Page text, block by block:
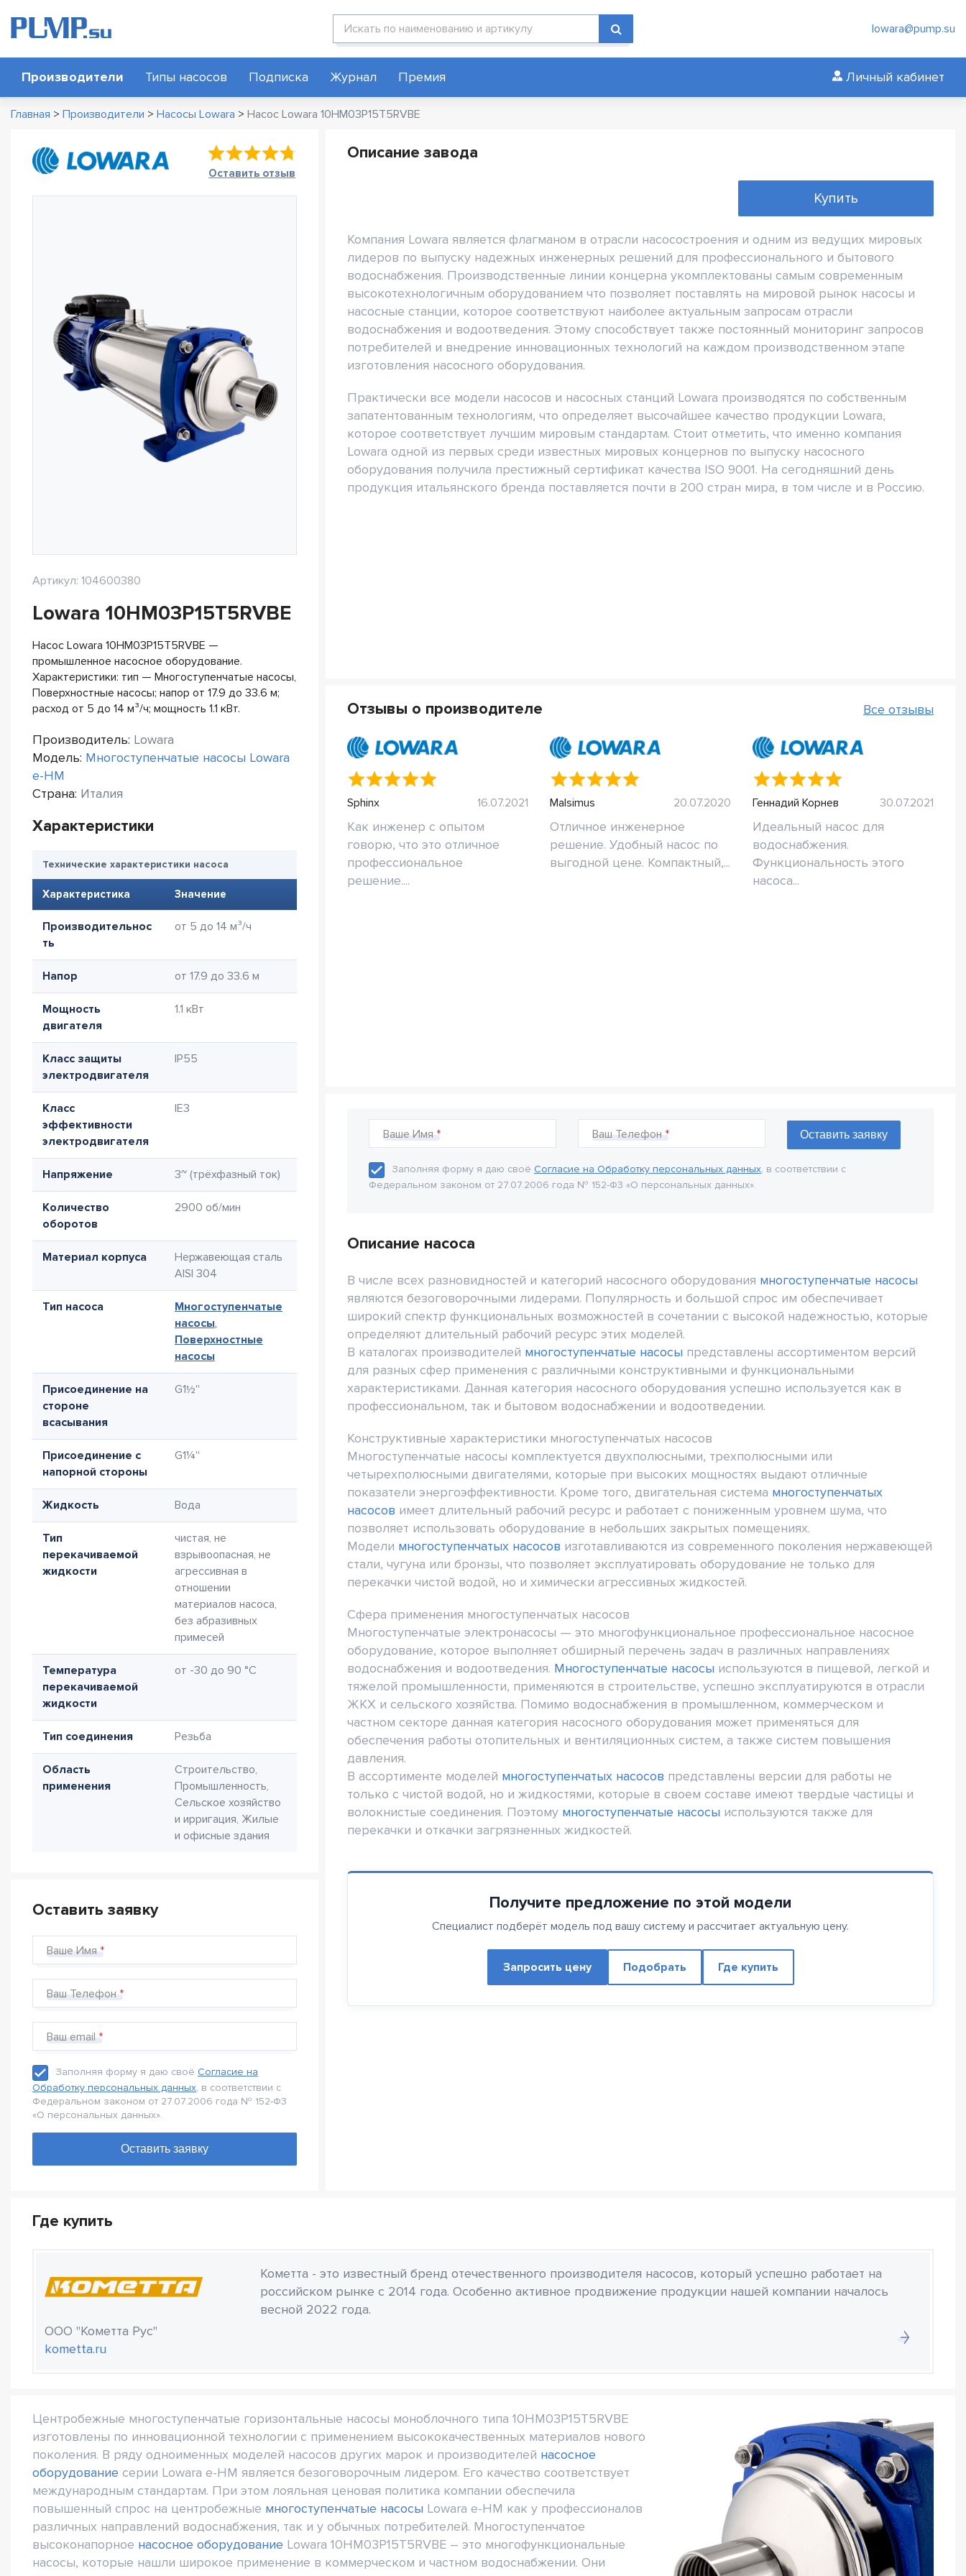
Поиск по каталогу lowara@pump.su
Производители Типы насосов Подписка Журнал Премия Личный кабинет
Главная > Производители > Насосы Lowara > Насос Lowara 10HM03P15T5RVBE
Оставить отзыв
Артикул: 104600380
Lowara 10HM03P15T5RVBE
Насос Lowara 10HM03P15T5RVBE —
промышленное насосное оборудование.
Характеристики: тип — Многоступенчатые насосы,
Поверхностные насосы; напор от 17.9 до 33.6 м;
расход от 5 до 14 м³/ч; мощность 1.1 кВт.
Производитель: Lowara
Модель: Многоступенчатые насосы Lowara
e-HM
Страна: Италия
Характеристики
Технические характеристики насоса
Характеристика Значение
Производительнос
ть
от 5 до 14 м³/ч
Напор от 17.9 до 33.6 м
Мощность
двигателя
1.1 кВт
Класс защиты
электродвигателя
IP55
Класс
эффективности
электродвигателя
IE3
Напряжение 3~ (трёхфазный ток)
Количество
оборотов
2900 об/мин
Материал корпуса
Нержавеющая сталь
AISI 304
Тип насоса
Многоступенчатые
насосы,
Поверхностные
насосы
Присоединение на
стороне
всасывания
G1½''
Присоединение с
напорной стороны
G1¼''
Жидкость Вода
Тип
перекачиваемой
жидкости
чистая, не
взрывоопасная, не
агрессивная в
отношении
материалов насоса,
без абразивных
примесей
Температура
перекачиваемой
жидкости
от -30 до 90 °C
Тип соединения Резьба
Область
применения
Строительство,
Промышленность,
Сельское хозяйство
и ирригация, Жилые
и офисные здания
Оставить заявку
Ваше Имя
Ваш Телефон
Ваш email
Заполняя форму я даю своё Согласие на
Обработку персональных данных, в соответствии с
Федеральном законом от 27.07.2006 года № 152-Ф3
«О персональных данных».
Описание завода
Купить
Компания Lowara является флагманом в отрасли насосостроения и одним из ведущих мировых
лидеров по выпуску надежных инженерных решений для профессионального и бытового
водоснабжения. Производственные линии концерна укомплектованы самым современным
высокотехнологичным оборудованием что позволяет поставлять на мировой рынок насосы и
насосные станции, которое соответствуют наиболее актуальным запросам отрасли
водоснабжения и водоотведения. Этому способствует также постоянный мониторинг запросов
потребителей и внедрение инновационных технологий на каждом производственном этапе
изготовления насосного оборудования.
Практически все модели насосов и насосных станций Lowara производятся по собственным
запатентованным технологиям, что определяет высочайшее качество продукции Lowara,
которое соответствует лучшим мировым стандартам. Стоит отметить, что именно компания
Lowara одной из первых среди известных мировых концернов по выпуску насосного
оборудования получила престижный сертификат качества ISO 9001. На сегодняшний день
продукция итальянского бренда поставляется почти в 200 стран мира, в том числе и в Россию.
Отзывы о производителе Все отзывы
Sphinx 16.07.2021
Как инженер с опытом
говорю, что это отличное
профессиональное
решение....
Malsimus 20.07.2020
Отличное инженерное
решение. Удобный насос по
выгодной цене. Компактный,...
Геннадий Корнев 30.07.2021
Идеальный насос для
водоснабжения.
Функциональность этого
насоса...
Ваше Имя Ваш Телефон
Заполняя форму я даю своё Согласие на Обработку персональных данных, в соответствии с
Федеральном законом от 27.07.2006 года № 152-Ф3 «О персональных данных».
Описание насоса
В числе всех разновидностей и категорий насосного оборудования многоступенчатые насосы
являются безоговорочными лидерами. Популярность и большой спрос им обеспечивает
широкий спектр функциональных возможностей в сочетании с высокой надежностью, которые
определяют длительный рабочий ресурс этих моделей.
В каталогах производителей многоступенчатые насосы представлены ассортиментом версий
для разных сфер применения с различными конструктивными и функциональными
характеристиками. Данная категория насосного оборудования успешно используется как в
профессиональном, так и бытовом водоснабжении и водоотведении.
Конструктивные характеристики многоступенчатых насосов
Многоступенчатые насосы комплектуется двухполюсными, трехполюсными или
четырехполюсными двигателями, которые при высоких мощностях выдают отличные
показатели энергоэффективности. Кроме того, двигательная система многоступенчатых
насосов имеет длительный рабочий ресурс и работает с пониженным уровнем шума, что
позволяет использовать оборудование в небольших закрытых помещениях.
Модели многоступенчатых насосов изготавливаются из современного поколения нержавеющей
стали, чугуна или бронзы, что позволяет эксплуатировать оборудование не только для
перекачки чистой водой, но и химически агрессивных жидкостей.
Сфера применения многоступенчатых насосов
Многоступенчатые электронасосы — это многофункциональное профессиональное насосное
оборудование, которое выполняет обширный перечень задач в различных направлениях
водоснабжения и водоотведения. Многоступенчатые насосы используются в пищевой, легкой и
тяжелой промышленности, применяются в строительстве, успешно эксплуатируются в отрасли
ЖКХ и сельского хозяйства. Помимо водоснабжения в промышленном, коммерческом и
частном секторе данная категория насосного оборудования может применяться для
обеспечения работы отопительных и вентиляционных систем, а также систем повышения
давления.
В ассортименте моделей многоступенчатых насосов представлены версии для работы не
только с чистой водой, но и жидкостями, которые в своем составе имеют твердые частицы и
волокнистые соединения. Поэтому многоступенчатые насосы используются также для
перекачки и откачки загрязненных жидкостей.
Получите предложение по этой модели
Специалист подберёт модель под вашу систему и рассчитает актуальную цену.
Запросить цену Подобрать Где купить
Где купить
ООО "Кометта Рус"
kometta.ru
Кометта - это известный бренд отечественного производителя насосов, который успешно работает на
российском рынке с 2014 года. Особенно активное продвижение продукции нашей компании началось
весной 2022 года.
Центробежные многоступенчатые горизонтальные насосы моноблочного типа 10HM03P15T5RVBE
изготовлены по инновационной технологии с применением высококачественных материалов нового
поколения. В ряду одноименных моделей насосов других марок и производителей насосное
оборудование серии Lowara e-HM является безоговорочным лидером. Его качество соответствует
международным стандартам. При этом лояльная ценовая политика компании обеспечила
повышенный спрос на центробежные многоступенчатые насосы Lowara e-HM как у профессионалов
различных направлений водоснабжения, так и у обычных потребителей. Многоступенчатое
высоконапорное насосное оборудование Lowara 10HM03P15T5RVBE – это многофункциональные
насосы, которые нашли широкое применение в коммерческом и частном водоснабжении. Они